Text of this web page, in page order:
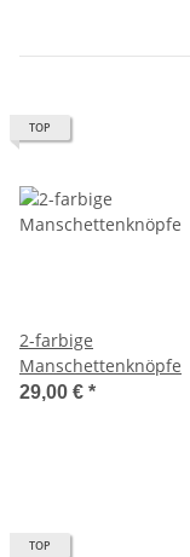
TOP
2-farbige
Manschettenknöpfe
29,00 € *
TOP